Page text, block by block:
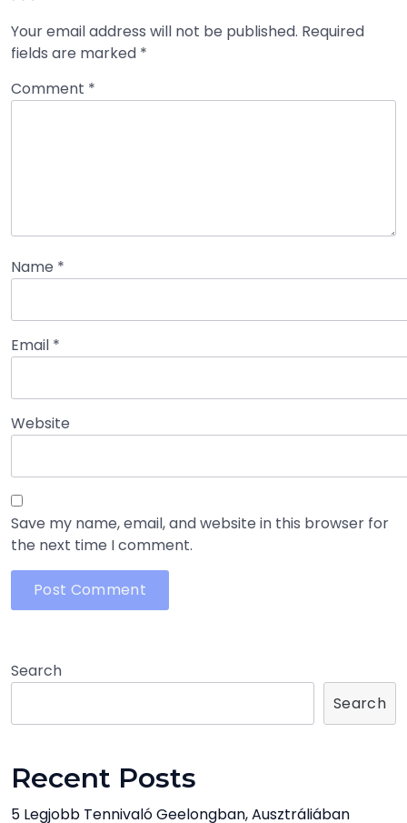
Your email address will not be published. Required
fields are marked *
Comment *
Name *
Email *
Website
Save my name, email, and website in this browser for
the next time I comment.
Search
Search
Recent Posts
5 Legjobb Tennivaló Geelongban, Ausztráliában